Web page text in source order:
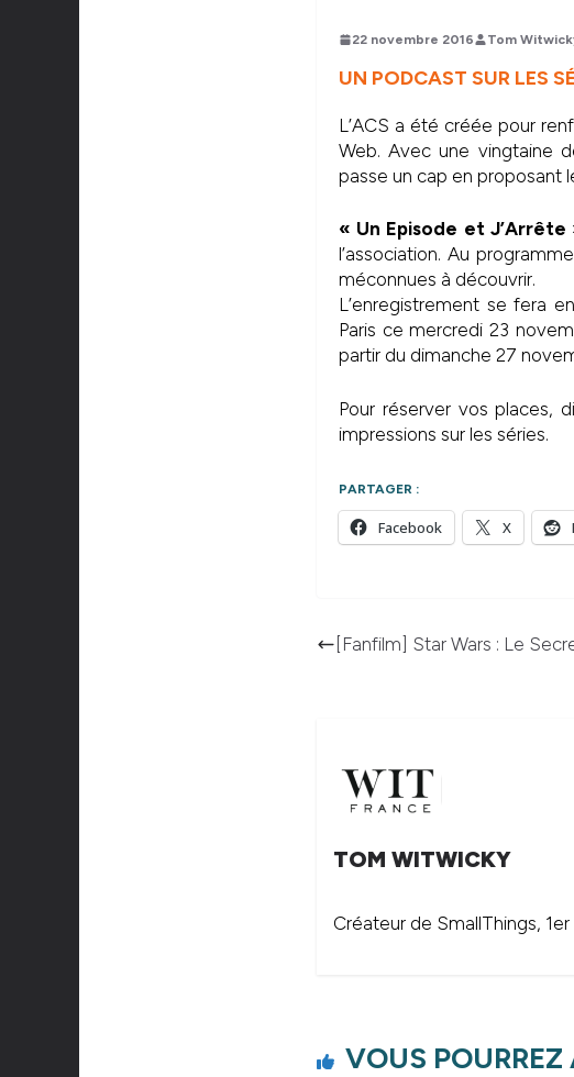
22 novembre 2016 Tom
UN PODCAST SUR LES
L’ACS a été créée pour
Web. Avec une vingtaine
passe un cap en proposant
« Un Episode et J’Arrête
l’association. Au programme
méconnues à découvrir.
L’enregistrement se fera
Paris ce mercredi 23
partir du dimanche 27
Pour réserver vos places,
impressions sur les séries.
PARTAGER :
Facebook X
[Fanfilm] Star Wars : Le
TOM WITWICKY
Créateur de SmallThings,
VOUS